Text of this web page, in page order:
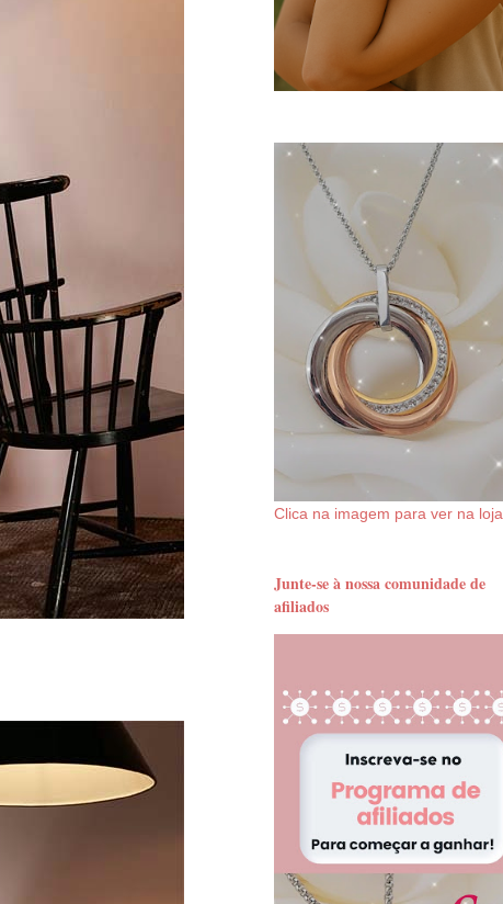
Clica na imagem para ver na loja
Junte-se à nossa comunidade de
afiliados